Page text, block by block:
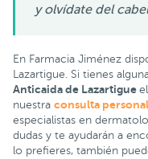
y olvídate del
En Farmacia Jiménez
Lazartigue. Si tienes
Anticaida de Lazartigue
nuestra consulta
especialistas en
dudas y te ayudarán a
lo prefieres, también